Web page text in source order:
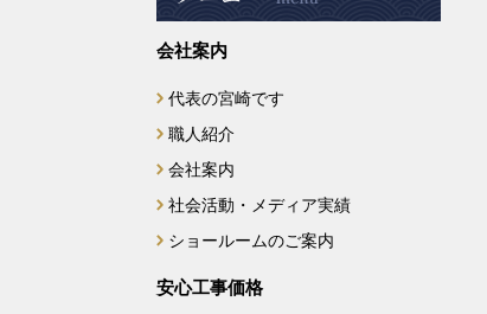
2025年3月
2025年2月
2025年1月
2024年11月
会社案内
代表の宮崎です
職人紹介
会社案内
社会活動・メディア実績
ショールームのご案内
安心工事価格